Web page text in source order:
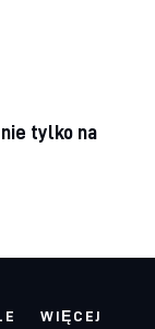
tylko na
WIĘCEJ